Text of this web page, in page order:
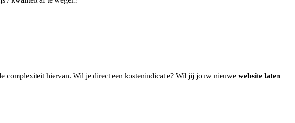
complexiteit hiervan. Wil je direct een kostenindicatie? Wil jij jouw nieuwe website laten